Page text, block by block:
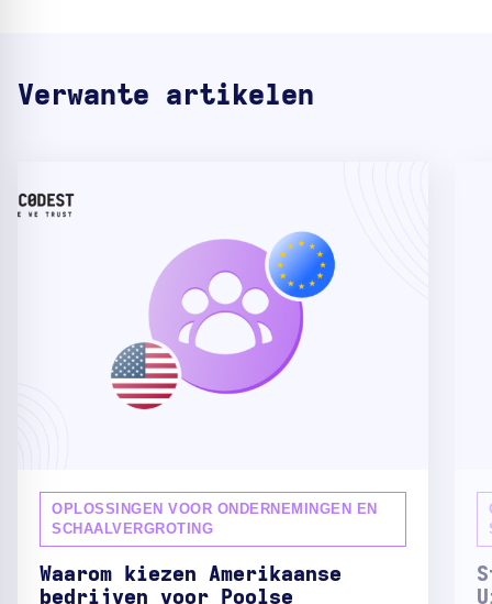
Verwante artikelen
OPLOSSINGEN VOOR ONDERNEMINGEN EN
SCHAALVERGROTING
Waarom kiezen Amerikaanse
bedrijven voor Poolse